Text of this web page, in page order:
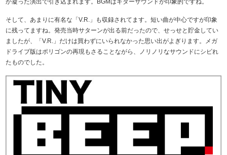
か凝った演出で引き込まれます。BGMはギターサウンドが印象的ですね。
そして、あまりに有名な「V.R.」も収録されてます。短い曲が中心ですが印象
に残ってますね。発売当時サターンが出る前だったので、せっせと貯金してい
ましたが、「V.R.」だけは買わずにいられなかった思い出がよぎります。メガ
ドライブ版はポリゴンの再現もさることながら、ノリノリなサウンドにシビれ
たものでした。